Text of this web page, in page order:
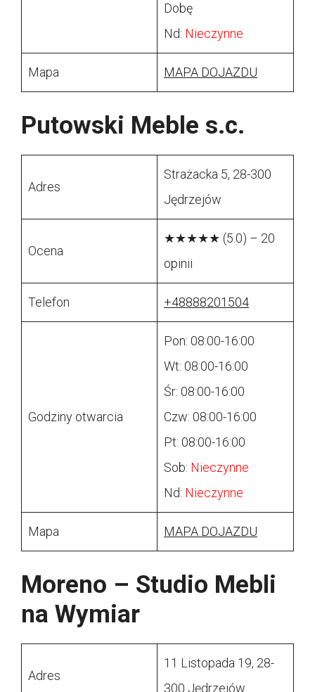
Dobę
Nd: Nieczynne
Mapa MAPA DOJAZDU
Putowski Meble s.c.
Adres
Strażacka 5, 28-300
Jędrzejów
Ocena
★★★★★ (5.0) – 20
opinii
Telefon +48888201504
Godziny otwarcia
Pon: 08:00-16:00
Wt: 08:00-16:00
Śr: 08:00-16:00
Czw: 08:00-16:00
Pt: 08:00-16:00
Sob: Nieczynne
Nd: Nieczynne
Mapa MAPA DOJAZDU
Moreno – Studio Mebli
na Wymiar
Adres
11 Listopada 19, 28-
300 Jędrzejów